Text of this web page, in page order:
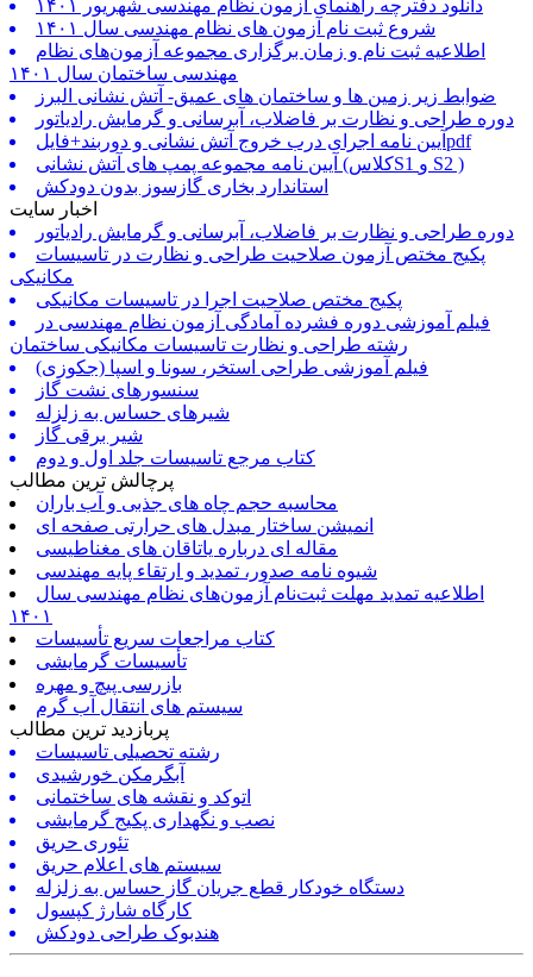
دانلود دفترچه راهنمای آزمون نظام مهندسی شهریور ۱۴۰۱
شروع ثبت نام آزمون های نظام مهندسی سال ۱۴۰۱
اطلاعیه ثبت نام و زمان برگزاری مجموعه آزمون‌های نظام
مهندسی ساختمان سال ۱۴۰۱
ضوابط زیر زمین ها و ساختمان های عمیق- آتش نشانی البرز
دوره طراحی و نظارت بر فاضلاب، آبرسانی و گرمایش رادیاتور
آیین نامه اجرای درب خروج آتش نشانی و دوربند+فایلpdf
آیین نامه مجموعه پمپ های آتش نشانی (کلاسS1 و S2 )
استاندارد بخاری گازسوز بدون دودکش
اخبار سایت
دوره طراحی و نظارت بر فاضلاب، آبرسانی و گرمایش رادیاتور
پکیج مختص آزمون صلاحیت طراحی و نظارت در تاسیسات
مکانیکی
پکیج مختص صلاحیت اجرا در تاسیسات مکانیکی
فیلم آموزشی دوره فشرده آمادگی آزمون نظام مهندسی در
رشته طراحی و نظارت تاسیسات مکانیکی ساختمان
فیلم آموزشی طراحی استخر، سونا و اسپا (جکوزی)
سنسورهای نشت گاز
شیرهای حساس به زلزله
شیر برقی گاز
کتاب مرجع تاسیسات جلد اول و دوم
پرچالش ترین مطالب
محاسبه حجم چاه های جذبی و آب باران
انمیشن ساختار مبدل های حرارتی صفحه ای
مقاله ای درباره یاتاقان های مغناطیسی
شیوه نامه صدور، تمدید و ارتقاء پایه مهندسی
اطلاعیه تمدید مهلت ثبت‌نام آزمون‌های نظام مهندسی سال
۱۴۰۱
کتاب مراجعات سریع تأسیسات
تأسیسات گرمایشی
بازرسی پیچ و مهره
سیستم های انتقال آب گرم
پربازدید ترین مطالب
رشته تحصیلی تاسیسات
آبگرمکن خورشیدی
اتوکد و نقشه های ساختمانی
نصب و نگهداری پکیج گرمایشی
تئوری حریق
سیستم های اعلام حریق
دستگاه خودکار قطع جریان گاز حساس به زلزله
کارگاه شارژ کپسول
هندبوک طراحی دودکش